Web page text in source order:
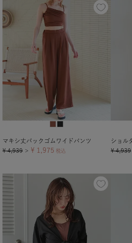
マキシ丈バックゴムワイドパンツ
¥ 4,939 ＞ ¥ 1,975 税込
¥ 4,939